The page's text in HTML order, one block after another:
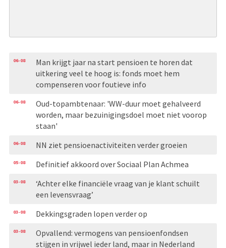
06-08
Man krijgt jaar na start pensioen te horen dat
uitkering veel te hoog is: fonds moet hem
compenseren voor foutieve info
06-08
Oud-topambtenaar: 'WW-duur moet gehalveerd
worden, maar bezuinigingsdoel moet niet voorop
staan'
06-08 NN ziet pensioenactiviteiten verder groeien
05-08 Definitief akkoord over Sociaal Plan Achmea
03-08
‘Achter elke financiële vraag van je klant schuilt
een levensvraag’
03-08 Dekkingsgraden lopen verder op
03-08
Opvallend: vermogens van pensioenfondsen
stijgen in vrijwel ieder land, maar in Nederland